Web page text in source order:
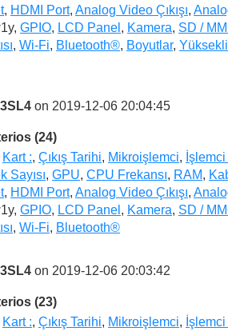
, HDMI Port, Analog Video Çıkışı,
GPIO, LCD Panel , Kamera, SD /
, Wi-Fi, Bluetooth®, Boyutlar,
on 2019-12-06 20:04:45
(24)
Kart :, Çıkış Tarihi, Mikroişlemci,
Sayısı, GPU, CPU Frekansı, RAM,
, HDMI Port, Analog Video Çıkışı,
GPIO, LCD Panel , Kamera, SD /
, Wi-Fi, Bluetooth®
on 2019-12-06 20:03:42
(23)
Kart :, Çıkış Tarihi, Mikroişlemci,